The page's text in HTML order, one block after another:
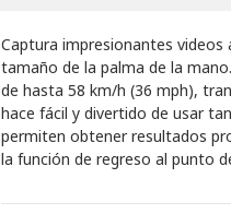
Captura impresionantes videos
tamaño de la palma de la
de hasta 58 km/h (36 mph),
hace fácil y divertido de usar
permiten obtener resultados
la función de regreso al punto